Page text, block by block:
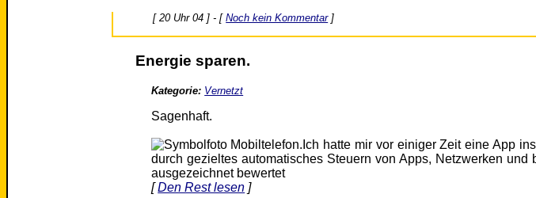
[ 20 Uhr 04 ] - [Noch kein Kommentar]
Energie sparen.
Kategorie: Vernetzt
Sagenhaft.
Ich hatte mir vor einiger Zeit eine App
durch gezieltes automatisches Steuern von Apps, Netzwerken
ausgezeichnet bewertet
[Den Rest lesen ]